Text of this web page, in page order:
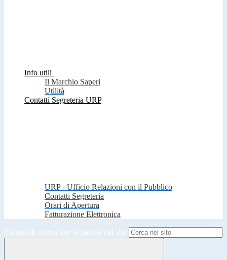
Info utili
Il Marchio Saperi
Utilità
Contatti Segreteria URP
URP - Ufficio Relazioni con il Pubblico
Contatti Segreteria
Orari di Apertura
Fatturazione Elettronica
Campo di ricerca per le pagine del sito